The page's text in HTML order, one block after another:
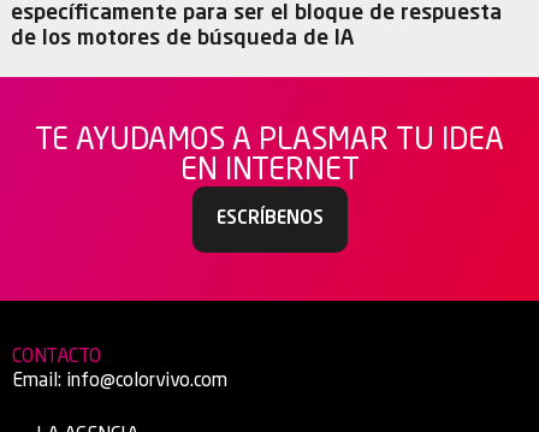
específicamente para ser el bloque de respuesta
de los motores de búsqueda de IA
TE AYUDAMOS A PLASMAR TU IDEA
EN INTERNET
ESCRÍBENOS
CONTACTO
Email: info@colorvivo.com